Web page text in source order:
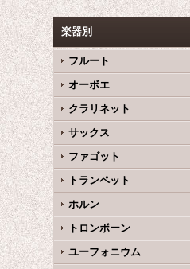
楽器別
フルート
オーボエ
クラリネット
サックス
ファゴット
トランペット
ホルン
トロンボーン
ユーフォニウム